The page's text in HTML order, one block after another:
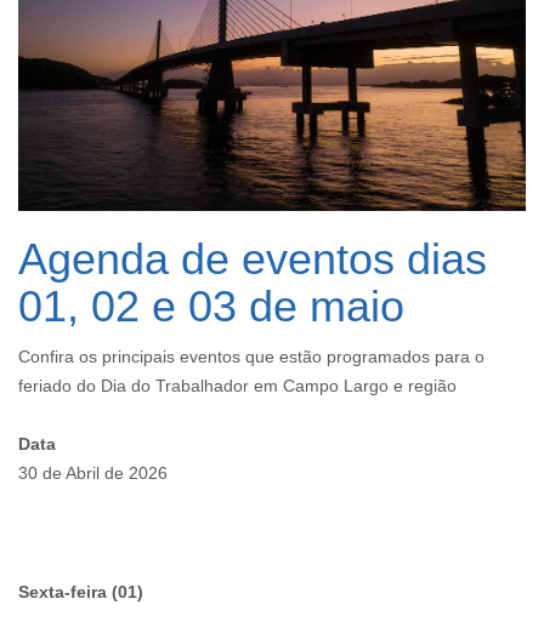
Agenda de eventos dias
01, 02 e 03 de maio
Confira os principais eventos que estão programados para o
feriado do Dia do Trabalhador em Campo Largo e região
Data
30 de Abril de 2026
Sexta-feira (01)